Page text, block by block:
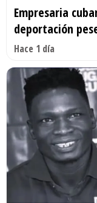
Empresaria
deportación
Hace 1 día